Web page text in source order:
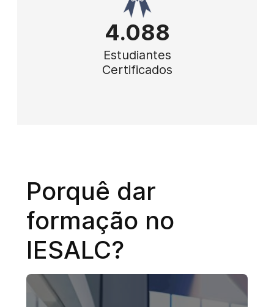
4.088
Estudiantes
Certificados
Porquê dar
formação no
IESALC?